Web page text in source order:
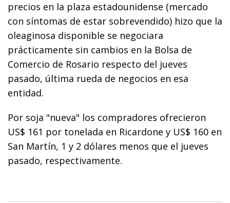
precios en la plaza estadounidense (mercado
con síntomas de estar sobrevendido) hizo que la
oleaginosa disponible se negociara
prácticamente sin cambios en la Bolsa de
Comercio de Rosario respecto del jueves
pasado, última rueda de negocios en esa
entidad.
Por soja "nueva" los compradores ofrecieron
US$ 161 por tonelada en Ricardone y US$ 160 en
San Martín, 1 y 2 dólares menos que el jueves
pasado, respectivamente.